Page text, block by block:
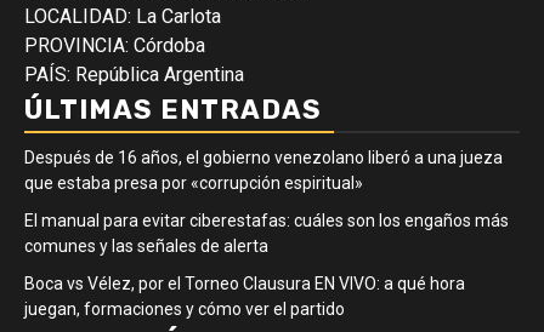
LOCALIDAD: La Carlota
PROVINCIA: Córdoba
PAÍS: República Argentina
ÚLTIMAS ENTRADAS
Después de 16 años, el gobierno venezolano liberó a una jueza
que estaba presa por «corrupción espiritual»
El manual para evitar ciberestafas: cuáles son los engaños más
comunes y las señales de alerta
Boca vs Vélez, por el Torneo Clausura EN VIVO: a qué hora
juegan, formaciones y cómo ver el partido